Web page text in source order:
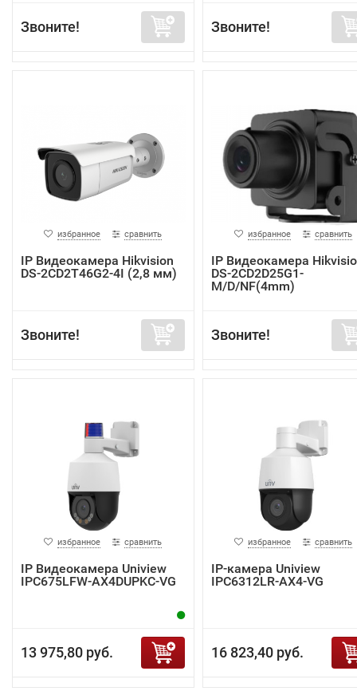
Звоните! Звоните!
избранное сравнить
IP Видеокамера Hikvision
DS-2CD2T46G2-4I (2,8 мм)
Звоните!
избранное сравнить
IP Видеокамера
DS-2CD2D25G1-
M/D/NF(4mm)
Звоните!
избранное сравнить
IP Видеокамера Uniview
IPC675LFW-AX4DUPKC-VG
13 975,80 руб.
избранное сравнить
IP-камера Uniview
IPC6312LR-AX4-VG
16 823,40 руб.